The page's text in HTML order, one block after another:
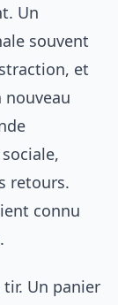
Un
souvent
et
nouveau
retours.
connu
tir. Un panier